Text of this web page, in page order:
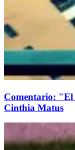
Comentario: "El
Cinthia Matus